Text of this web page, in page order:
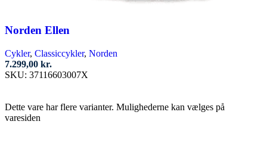
Norden Ellen
Cykler, Classiccykler, Norden
7.299,00 kr.
SKU: 37116603007X
Dette vare har flere varianter. Mulighederne kan vælges på
varesiden